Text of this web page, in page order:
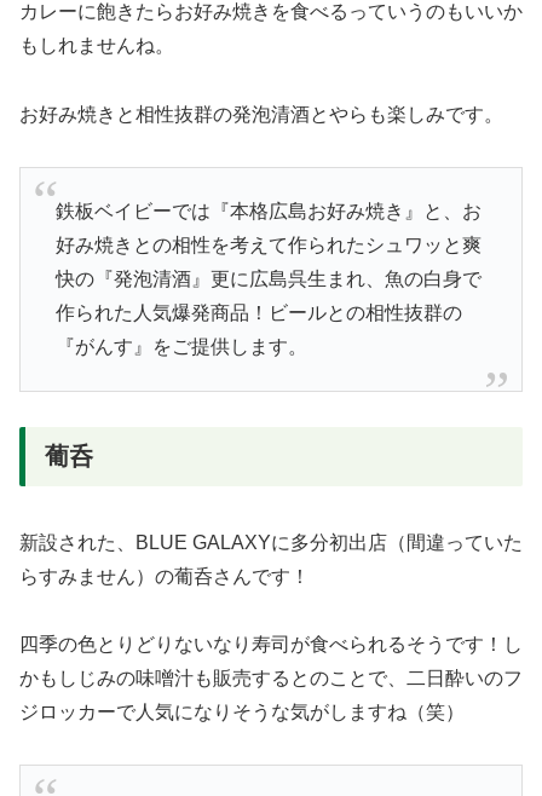
カレーに飽きたらお好み焼きを食べるっていうのもいいか
もしれませんね。
お好み焼きと相性抜群の発泡清酒とやらも楽しみです。
鉄板ベイビーでは『本格広島お好み焼き』と、お
好み焼きとの相性を考えて作られたシュワッと爽
快の『発泡清酒』更に広島呉生まれ、魚の白身で
作られた人気爆発商品！ビールとの相性抜群の
『がんす』をご提供します。
葡呑
新設された、BLUE GALAXYに多分初出店（間違っていた
らすみません）の葡呑さんです！
四季の色とりどりないなり寿司が食べられるそうです！し
かもしじみの味噌汁も販売するとのことで、二日酔いのフ
ジロッカーで人気になりそうな気がしますね（笑）